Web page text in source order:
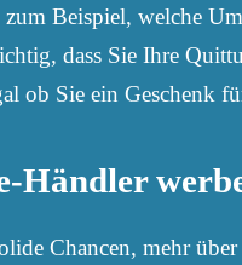
Beispiel, welche
dass Sie Ihre
ob Sie ein Geschenk
Händler
Chancen, mehr